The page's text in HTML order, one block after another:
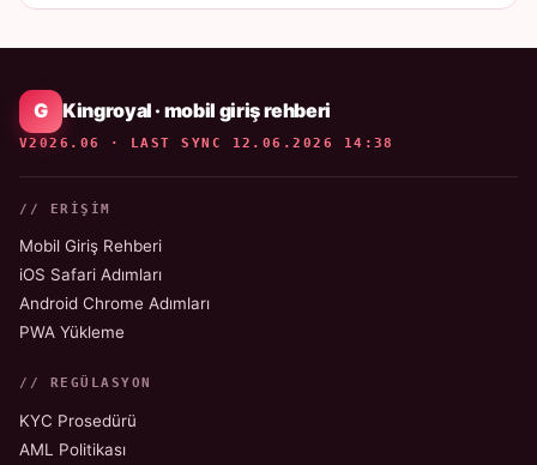
Kingroyal · mobil giriş rehberi
V2026.06 · LAST SYNC 12.06.2026 14:38
// ERIŞIM
Mobil Giriş Rehberi
iOS Safari Adımları
Android Chrome Adımları
PWA Yükleme
// REGÜLASYON
KYC Prosedürü
AML Politikası